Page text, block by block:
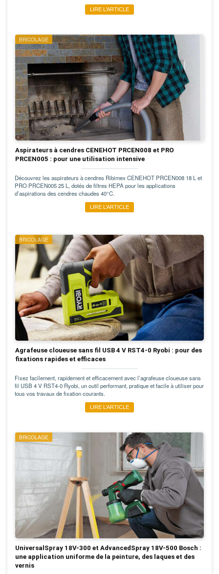
LIRE L’ARTICLE
BRICOLAGE
Aspirateurs à cendres CENEHOT PRCEN008 et PRO
PRCEN005 : pour une utilisation intensive
Découvrez les aspirateurs à cendres Ribimex CENEHOT PRCEN008 18 L et
PRO PRCEN005 25 L, dotés de filtres HEPA pour les applications
d’aspirations des cendres chaudes 40°C.
LIRE L’ARTICLE
BRICOLAGE
Agrafeuse cloueuse sans fil USB 4 V RST4-0 Ryobi : pour des
fixations rapides et efficaces
Fixez facilement, rapidement et efficacement avec l’agrafeuse cloueuse sans
fil USB 4 V RST4-0 Ryobi, un outil performant, pratique et facile à utiliser pour
tous vos travaux de fixation courants.
LIRE L’ARTICLE
BRICOLAGE
UniversalSpray 18V-300 et AdvancedSpray 18V-500 Bosch :
une application uniforme de la peinture, des laques et des
vernis